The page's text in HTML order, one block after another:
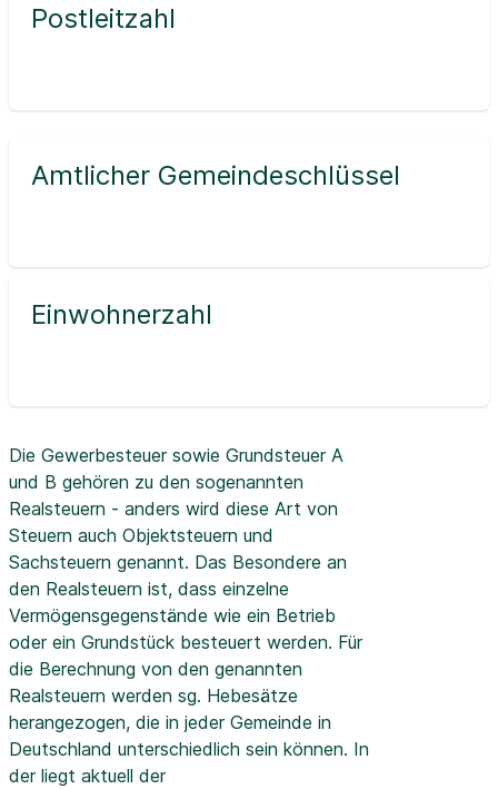
Postleitzahl
Amtlicher Gemeindeschlüssel
Einwohnerzahl
Die Gewerbesteuer sowie Grundsteuer A
und B gehören zu den sogenannten
Realsteuern - anders wird diese Art von
Steuern auch Objektsteuern und
Sachsteuern genannt. Das Besondere an
den Realsteuern ist, dass einzelne
Vermögensgegenstände wie ein Betrieb
oder ein Grundstück besteuert werden. Für
die Berechnung von den genannten
Realsteuern werden sg. Hebesätze
herangezogen, die in jeder Gemeinde in
Deutschland unterschiedlich sein können. In
der liegt aktuell der